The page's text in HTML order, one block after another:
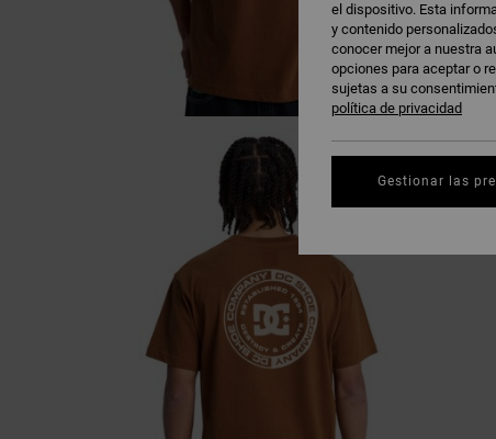
el dispositivo. Esta
y contenido
conocer mejor a nuestra
opciones para aceptar o
sujetas a su
política de privacidad
Gestionar las